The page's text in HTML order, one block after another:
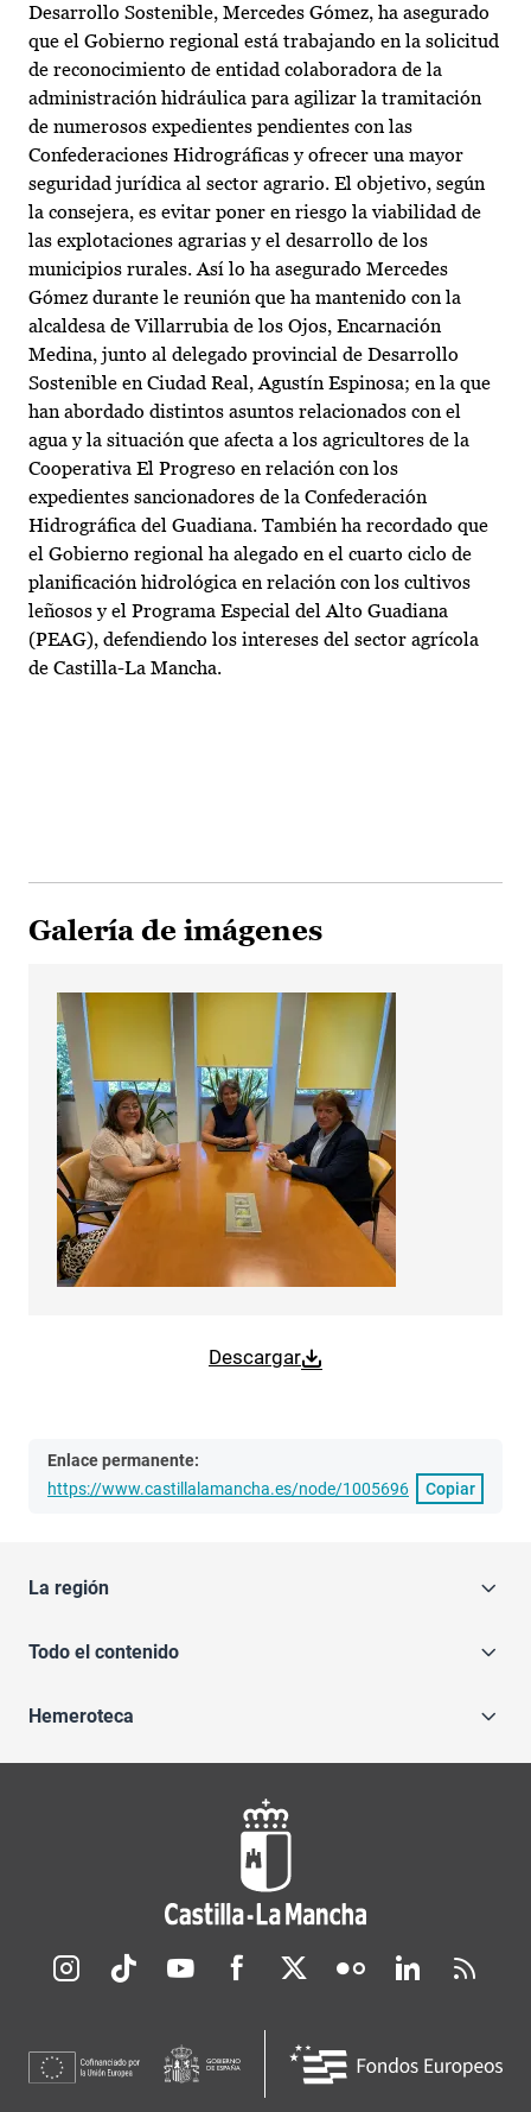
Desarrollo Sostenible, Mercedes Gómez, ha asegurado
que el Gobierno regional está trabajando en la solicitud
de reconocimiento de entidad colaboradora de la
administración hidráulica para agilizar la tramitación
de numerosos expedientes pendientes con las
Confederaciones Hidrográficas y ofrecer una mayor
seguridad jurídica al sector agrario. El objetivo, según
la consejera, es evitar poner en riesgo la viabilidad de
las explotaciones agrarias y el desarrollo de los
municipios rurales. Así lo ha asegurado Mercedes
Gómez durante le reunión que ha mantenido con la
alcaldesa de Villarrubia de los Ojos, Encarnación
Medina, junto al delegado provincial de Desarrollo
Sostenible en Ciudad Real, Agustín Espinosa; en la que
han abordado distintos asuntos relacionados con el
agua y la situación que afecta a los agricultores de la
Cooperativa El Progreso en relación con los
expedientes sancionadores de la Confederación
Hidrográfica del Guadiana. También ha recordado que
el Gobierno regional ha alegado en el cuarto ciclo de
planificación hidrológica en relación con los cultivos
leñosos y el Programa Especial del Alto Guadiana
(PEAG), defendiendo los intereses del sector agrícola
de Castilla-La Mancha.
Galería de imágenes
Descargar
Enlace permanente:
https://www.castillalamancha.es/node/1005696
Copiar
La región
Todo el contenido
Hemeroteca
Redes sociales JCCM